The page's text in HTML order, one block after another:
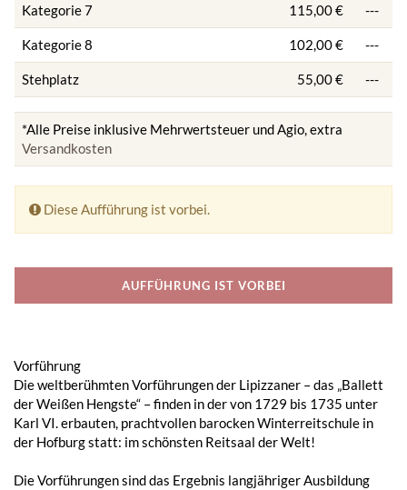
Kategorie 7 115,00 € ---
Kategorie 8 102,00 € ---
Stehplatz 55,00 € ---
*Alle Preise inklusive Mehrwertsteuer und Agio, extra
Versandkosten
Diese Aufführung ist vorbei.
AUFFÜHRUNG IST VORBEI
Vorführung
Die weltberühmten Vorführungen der Lipizzaner – das „Ballett
der Weißen Hengste“ – finden in der von 1729 bis 1735 unter
Karl VI. erbauten, prachtvollen barocken Winterreitschule in
der Hofburg statt: im schönsten Reitsaal der Welt!
Die Vorführungen sind das Ergebnis langjähriger Ausbildung